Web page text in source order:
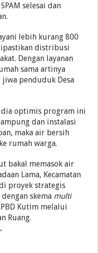
selesai dan
lebih kurang 800
distribusi
Dengan layanan
sama artinya
penduduk Desa
dia optimis program ini
dan instalasi
maka air bersih
rumah warga.
bakal memasok air
Lama, Kecamatan
proyek strategis
skema multi
Kutim melalui
Ruang.